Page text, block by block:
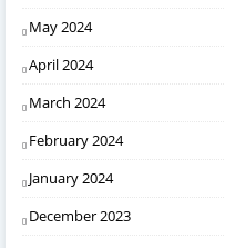
May 2024
April 2024
March 2024
February 2024
January 2024
December 2023